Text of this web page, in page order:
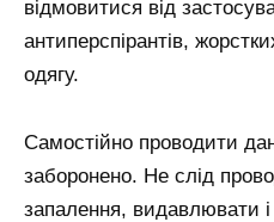
відмовитися від
антиперспірантів,
одягу.
Самостійно проводити
заборонено. Не слід
запалення, видавлювати